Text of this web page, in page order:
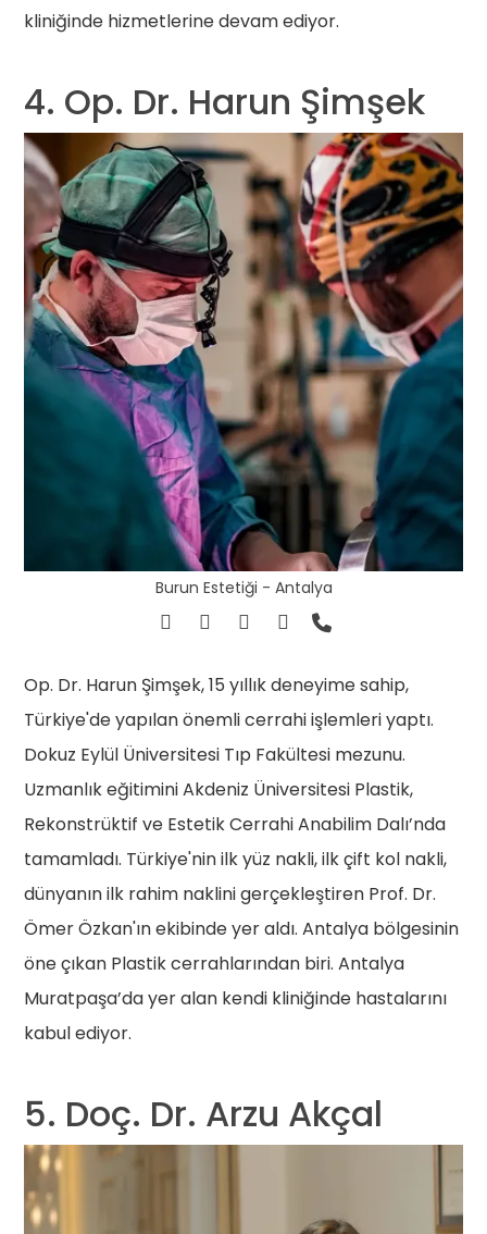
kliniğinde hizmetlerine devam ediyor.
4. Op. Dr. Harun Şimşek
Burun Estetiği - Antalya
Op. Dr. Harun Şimşek, 15 yıllık deneyime sahip,
Türkiye'de yapılan önemli cerrahi işlemleri yaptı.
Dokuz Eylül Üniversitesi Tıp Fakültesi mezunu.
Uzmanlık eğitimini Akdeniz Üniversitesi Plastik,
Rekonstrüktif ve Estetik Cerrahi Anabilim Dalı’nda
tamamladı. Türkiye'nin ilk yüz nakli, ilk çift kol nakli,
dünyanın ilk rahim naklini gerçekleştiren Prof. Dr.
Ömer Özkan'ın ekibinde yer aldı. Antalya bölgesinin
öne çıkan Plastik cerrahlarından biri. Antalya
Muratpaşa’da yer alan kendi kliniğinde hastalarını
kabul ediyor.
5. Doç. Dr. Arzu Akçal